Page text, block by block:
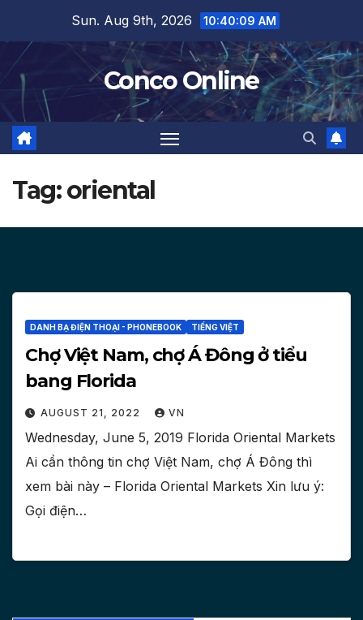
content
Sun. Aug 9th, 2026 10:40:10 AM
Conco Online
Tag:oriental
DANH BẠ ĐIỆN THOẠI - PHONEBOOK TIẾNG VIỆT
Chợ Việt Nam, chợ Á Đông ở tiểu
bang Florida
AUGUST 21, 2022 VN
Wednesday, June 5, 2019 Florida Oriental Markets
Ai cần thông tin chợ Việt Nam, chợ Á Đông thì
xem bài này – Florida Oriental Markets Xin lưu ý:
Gọi điện…